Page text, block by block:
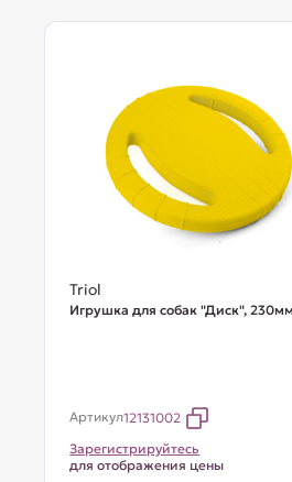
Triol
Игрушка для собак "Диск",
Артикул12131002
Зарегистрируйтесь
для отображения цены